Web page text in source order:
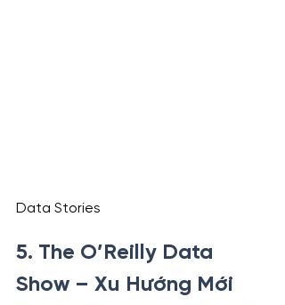
Data Stories
5. The O’Reilly Data
Show – Xu Hướng Mới